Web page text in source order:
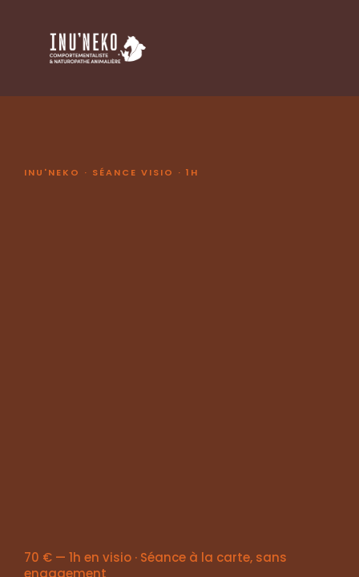
INU'NEKO · SÉANCE VISIO · 1H
70 € — 1h en visio · Séance à la carte, sans
engagement